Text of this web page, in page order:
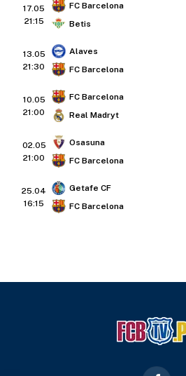
17.05
21:15
FC Barcelona
Betis
13.05
21:30
Alaves
FC Barcelona
10.05
21:00
FC Barcelona
Real Madryt
02.05
21:00
Osasuna
FC Barcelona
25.04
16:15
Getafe CF
FC Barcelona